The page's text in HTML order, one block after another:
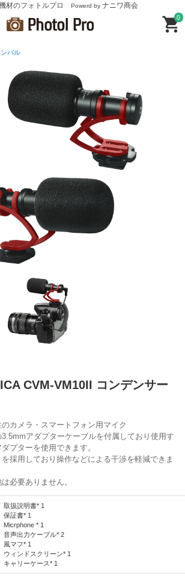
材のフォトルプロ Powerd by ナニワ商会
0
バル
CVM-VM10II コンデンサー
カメラ・スマートフォン用マイク
アダプターケーブルを付属しており使用す
プターを使用できます。
採用しており操作などによる干渉を軽減できま
必要ありません。
取扱説明書* 1
保証書* 1
Micrphone * 1
音声出力ケーブル* 2
風マフ* 1
ウィンドスクリーン* 1
キャリーケース* 1